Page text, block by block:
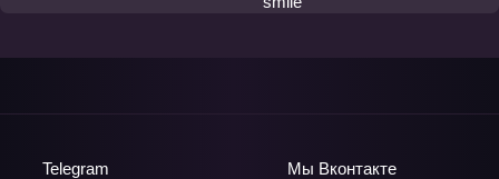
Telegram Мы Вконтакте